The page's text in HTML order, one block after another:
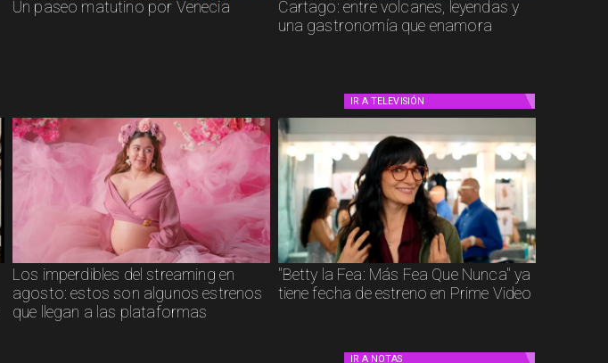
Un paseo matutino por Venecia
Cartago: entre volcanes, leyendas y
una gastronomía que enamora
IR A TELEVISIÓN
Los imperdibles del streaming en
agosto: estos son algunos estrenos
que llegan a las plataformas
"Betty la Fea: Más Fea Que Nunca" ya
tiene fecha de estreno en Prime Video
IR A NOTAS